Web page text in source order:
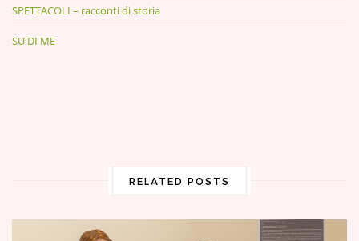
SPETTACOLI – racconti di storia
SU DI ME
RELATED POSTS